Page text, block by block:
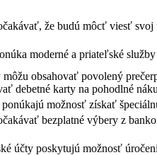
že budú môcť viesť
moderné a priateľské
môžu obsahovať povolený
debetné karty na pohodlné
možnosť získať
bezplatné výbery z
účty poskytujú možnosť